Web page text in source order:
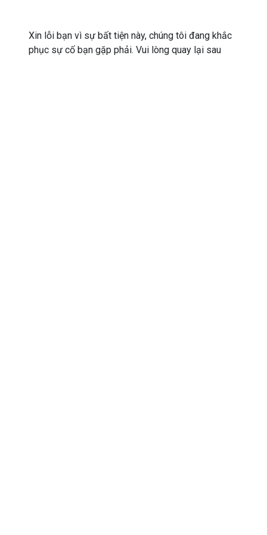
Xin lỗi bạn vì sự bất tiện này, chúng tôi đang khắc
phục sự cố bạn gặp phải. Vui lòng quay lại sau